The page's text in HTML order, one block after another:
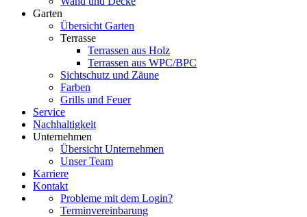
Garten
Übersicht Garten
Terrasse
Terrassen aus Holz
Terrassen aus WPC/BPC
Sichtschutz und Zäune
Farben
Grills und Feuer
Service
Nachhaltigkeit
Unternehmen
Übersicht Unternehmen
Unser Team
Karriere
Kontakt
Probleme mit dem Login?
Terminvereinbarung